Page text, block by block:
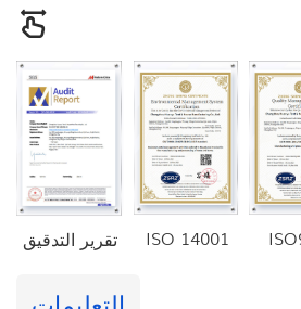
تقرير التدقيق ISO 14001